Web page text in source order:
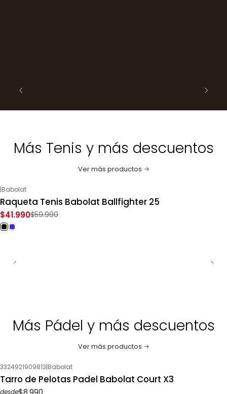
Más Tenis y más descuentos
Ver más productos
-30%OFF
|Babolat
Raqueta Tenis Babolat Ballfighter 25
$41.990$59.990
Más Pádel y más descuentos
Ver más productos
3324921909813|Babolat
Tarro de Pelotas Padel Babolat Court X3
desde